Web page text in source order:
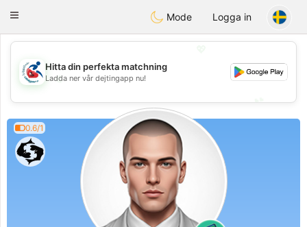
Handi Space
Toggle
Mode Logga in
💖
💕
💕
Hitta din perfekta matchning
Ladda ner vår dejtingapp nu!
0.6/1